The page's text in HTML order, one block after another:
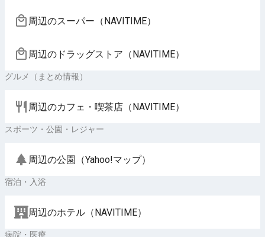
周辺のスーパー（NAVITIME）
周辺のドラッグストア（NAVITIME）
グルメ（まとめ情報）
周辺のカフェ・喫茶店（NAVITIME）
スポーツ・公園・レジャー
周辺の公園（Yahoo!マップ）
宿泊・入浴
周辺のホテル（NAVITIME）
病院・医療